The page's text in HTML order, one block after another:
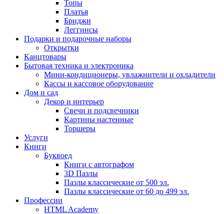
Топы
Платья
Бриджи
Леггинсы
Подарки и подарочные наборы
Открытки
Канцтовары
Бытовая техника и электроника
Мини-кондиционеры, увлажнители и охладители
Кассы и кассовое оборудование
Дом и сад
Декор и интерьер
Свечи и подсвечники
Картины настенные
Торшеры
Услуги
Книги
Буквоед
Книги с автографом
3D Пазлы
Пазлы классические от 500 эл.
Пазлы классические от 60 до 499 эл.
Профессии
HTML Academy